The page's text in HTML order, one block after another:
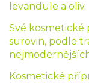
levandule a oliv.
Své
surovin, podle
Kosmetické